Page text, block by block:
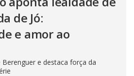
de Jó:
e amor ao
e destaca força da